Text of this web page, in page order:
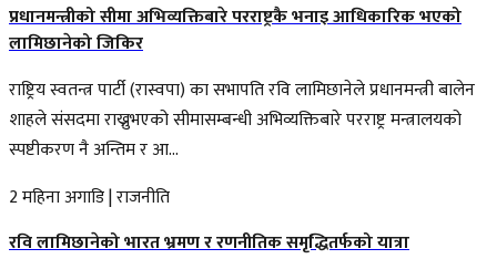
प्रधानमन्त्रीको सीमा अभिव्यक्तिबारे परराष्ट्रकै भनाइ आधिकारिक भएको
लामिछानेको जिकिर
राष्ट्रिय स्वतन्त्र पार्टी (रास्वपा) का सभापति रवि लामिछानेले प्रधानमन्त्री बालेन
शाहले संसदमा राख्नुभएको सीमासम्बन्धी अभिव्यक्तिबारे परराष्ट्र मन्त्रालयको
स्पष्टीकरण नै अन्तिम र आ...
2 महिना अगाडि|राजनीति
रवि लामिछानेको भारत भ्रमण र रणनीतिक समृद्धितर्फको यात्रा